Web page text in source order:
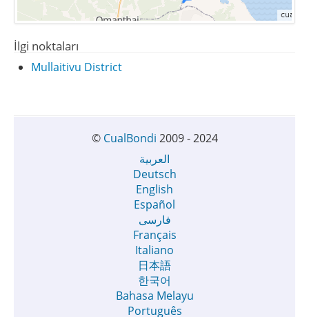
İlgi noktaları
Mullaitivu District
© CualBondi 2009 - 2024
العربية
Deutsch
English
Español
فارسی
Français
Italiano
日本語
한국어
Bahasa Melayu
Português